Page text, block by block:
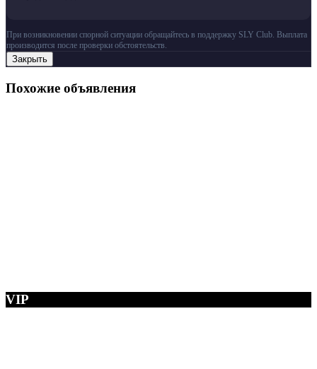
При возникновении спорной ситуации обращайтесь в поддержку SLY Club. Выплата
производится после проверки обстоятельств.
Закрыть
Похожие объявления
VIP